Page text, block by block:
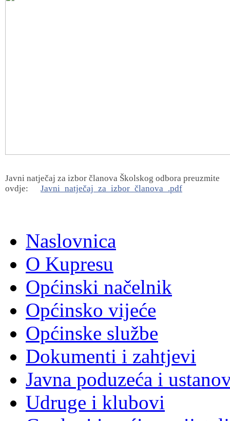
Javni natječaj za izbor članova Školskog odbora preuzmite
ovdje:
Javni_natječaj_za_izbor_članova_.pdf
Naslovnica
O Kupresu
Općinski načelnik
Općinsko vijeće
Općinske službe
Dokumenti i zahtjevi
Javna poduzeća i
Udruge i klubovi